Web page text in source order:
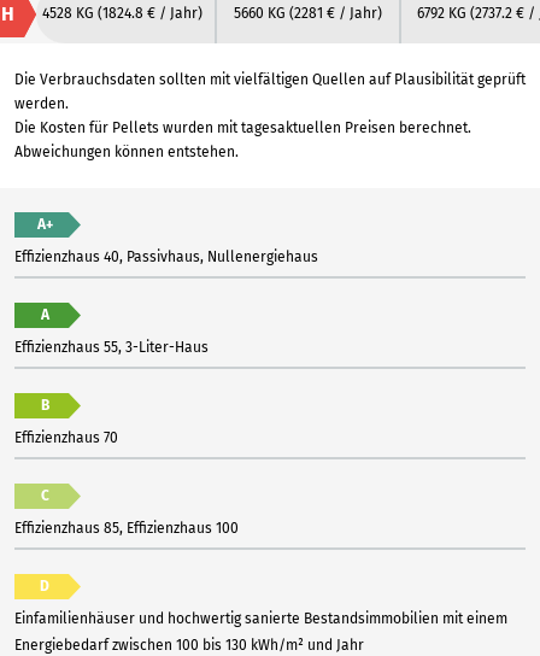
H 4528 KG (1824.8 € / Jahr) 5660 KG (2281 € / Jahr) 6792 KG (2737.2 € /
Die Verbrauchsdaten sollten mit vielfältigen Quellen auf Plausibilität geprüft
werden.
Die Kosten für Pellets wurden mit tagesaktuellen Preisen berechnet.
Abweichungen können entstehen.
A+
Effizienzhaus 40, Passivhaus, Nullenergiehaus
A
Effizienzhaus 55, 3-Liter-Haus
B
Effizienzhaus 70
C
Effizienzhaus 85, Effizienzhaus 100
D
Einfamilienhäuser und hochwertig sanierte Bestandsimmobilien mit einem
Energiebedarf zwischen 100 bis 130 kWh/m² und Jahr